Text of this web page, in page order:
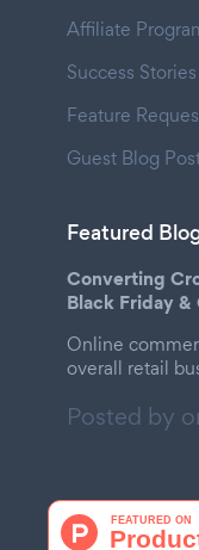
Affiliate
Success Stories
Feature
Guest Blog
Featured
Converting
Black Friday
Online
overall retail
Posted by